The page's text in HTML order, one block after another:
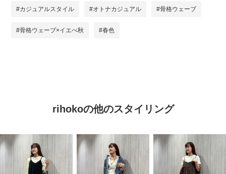
#カジュアルスタイル #オトナカジュアル #骨格ウェーブ
#骨格ウェーブ×イエべ秋 #春色
rihokoの他のスタイリング